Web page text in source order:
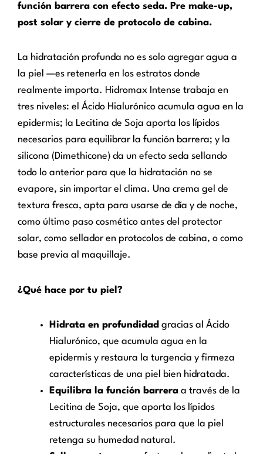
función barrera con efecto seda. Pre make-up,
post solar y cierre de protocolo de cabina.
La hidratación profunda no es solo agregar agua a
la piel —es retenerla en los estratos donde
realmente importa. Hidromax Intense trabaja en
tres niveles: el Ácido Hialurónico acumula agua en la
epidermis; la Lecitina de Soja aporta los lípidos
necesarios para equilibrar la función barrera; y la
silicona (Dimethicone) da un efecto seda sellando
todo lo anterior para que la hidratación no se
evapore, sin importar el clima. Una crema gel de
textura fresca, apta para usarse de día y de noche,
como último paso cosmético antes del protector
solar, como sellador en protocolos de cabina, o como
base previa al maquillaje.
¿Qué hace por tu piel?
Hidrata en profundidad gracias al Ácido
Hialurónico, que acumula agua en la
epidermis y restaura la turgencia y firmeza
características de una piel bien hidratada.
Equilibra la función barrera a través de la
Lecitina de Soja, que aporta los lípidos
estructurales necesarios para que la piel
retenga su humedad natural.